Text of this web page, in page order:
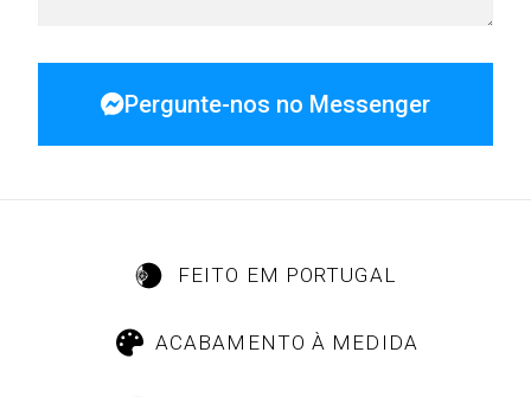
Pergunte-nos no Messenger
FEITO EM PORTUGAL
ACABAMENTO À MEDIDA